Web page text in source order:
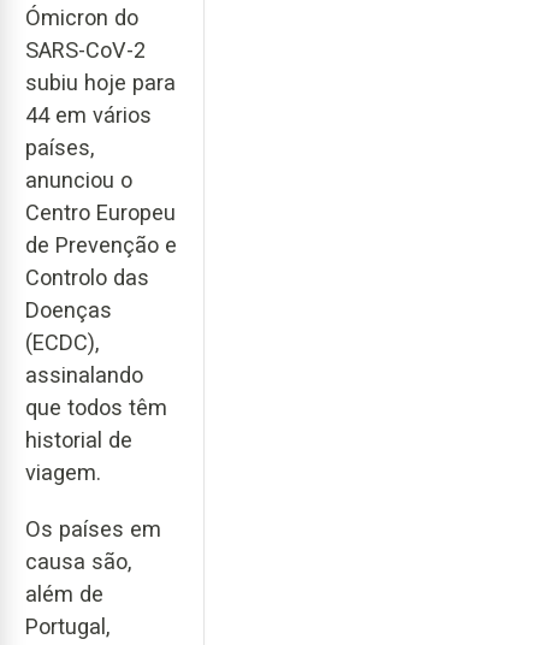
Ómicron do
SARS-CoV-2
subiu hoje para
44 em vários
países,
anunciou o
Centro Europeu
de Prevenção e
Controlo das
Doenças
(ECDC),
assinalando
que todos têm
historial de
viagem.
Os países em
causa são,
além de
Portugal,